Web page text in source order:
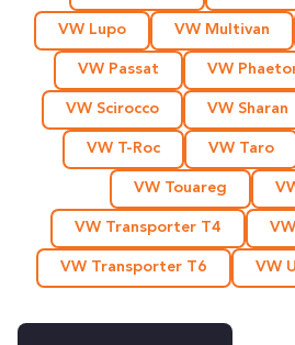
VW Lupo VW Multivan
VW Passat VW
VW Scirocco VW Sharan
VW T-Roc VW Taro
VW Touareg
VW Transporter T4
VW Transporter T6 VW